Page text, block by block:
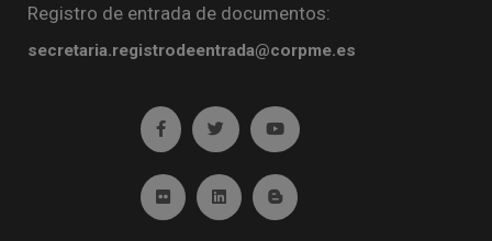
Registro de entrada de documentos:
secretaria.registrodeentrada@corpme.es
Ir a facebook (abre en ventana nueva)
Ir a twitter (abre en ventana nueva)
Ir a YouTube (abre en
Ir a Flickr (abre en ventana nueva)
Ir a Linkedin (abre en ventana nueva)
Ir al Blog (abre en ventana